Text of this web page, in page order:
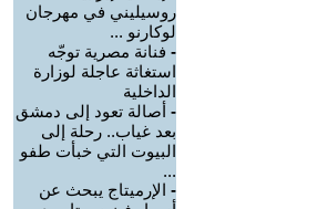
روسيليني في مهرجان
لوكارنو ...
- فنانة مصرية توجّه
استغاثة عاجلة لوزارة
الداخلية
- أصالة تعود إلى دمشق
بعد غياب.. رحلة إلى
البيوت التي خبأت طفو
...
- الإرميتاج يبحث عن